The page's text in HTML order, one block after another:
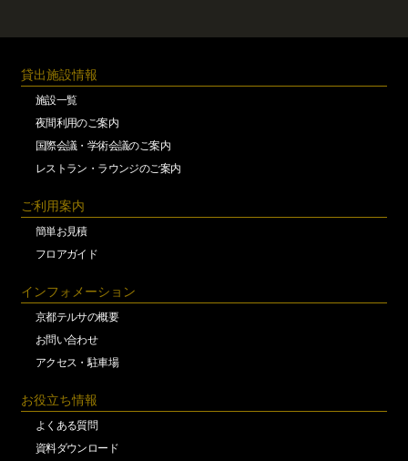
貸出施設情報
施設一覧
夜間利用のご案内
国際会議・学術会議のご案内
レストラン・ラウンジのご案内
ご利用案内
簡単お見積
フロアガイド
インフォメーション
京都テルサの概要
お問い合わせ
アクセス・駐車場
お役立ち情報
よくある質問
資料ダウンロード